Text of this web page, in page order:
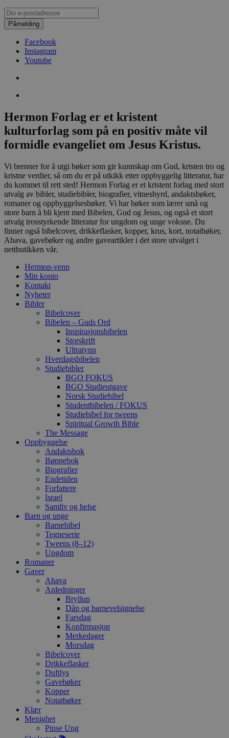
Påmelding
Facebook
Instagram
Youtube
Hermon Forlag er et kristent
kulturforlag som på en positiv måte vil
formidle evangeliet om Jesus Kristus.
Vi brenner for å utgi bøker som gir kunnskap om Gud, kristen tro og
kristne verdier, så om du er på utkikk etter oppbyggelig litteratur, har
du kommet til rett sted! Hermon Forlag er et kristent forlag med stort
utvalg av bibler, studiebibler, biografier, vitnesbyrd, andaktsbøker,
romaner og oppbyggelsesbøker. Vi har bøker som lærer små og
store barn å bli kjent med Bibelen, Gud og Jesus, og også et stort
utvalg trosstyrkende litteratur for ungdom og unge voksne. Du
finner også bibelcover, drikkeflasker, kopper, krus, kort, notatbøker,
Ahava, gavebøker og andre gaveartikler i det store utvalget i
nettbutikken vår.
Hermon-venn
Min konto
Kontakt
Nyheter
Bibler
Bibelcover
Bibelen – Guds Ord
Inspirasjonsbibelen
Storskrift
Ultratynn
Hverdagsbibelen
Studiebibler
BGO FOKUS
BGO Studieutgave
Norsk Studiebibel
Studentbibelen / FOKUS
Studiebibel for tweens
Spiritual Growth Bible
The Message
Oppbyggelse
Andaktsbok
Bønnebok
Biografier
Endetiden
Forfattere
Israel
Samliv og helse
Barn og unge
Barnebibel
Tegneserie
Tweens (8–12)
Ungdom
Romaner
Gaver
Ahava
Anledninger
Bryllup
Dåp og barnevelsignelse
Farsdag
Konfirmasjon
Merkedager
Morsdag
Bibelcover
Drikkeflasker
Duftlys
Gavebøker
Kopper
Notatbøker
Klær
Menighet
Pinse Ung